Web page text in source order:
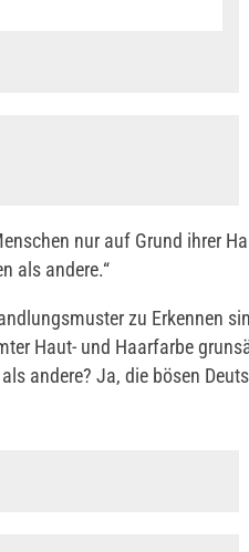
nur auf Grund ihrer
als andere.“
zu Erkennen
Haut- und Haarfarbe
andere? Ja, die bösen